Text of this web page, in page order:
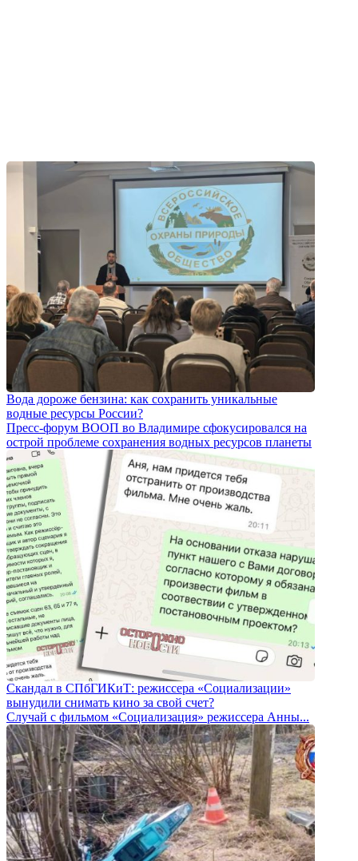
Вода дороже бензина: как сохранить уникальные
водные ресурсы России?
Пресс-форум ВООП во Владимире сфокусировался на
острой проблеме сохранения водных ресурсов планеты
Скандал в СПбГИКиТ: режиссера «Социализации»
вынудили снимать кино за свой счет?
Случай с фильмом «Социализация» режиссера Анны...